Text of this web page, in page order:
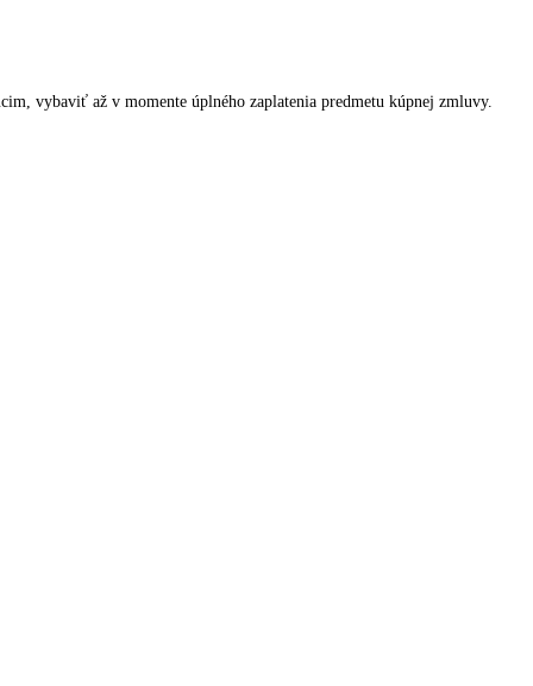
vybaviť až v momente úplného zaplatenia predmetu kúpnej zmluvy.